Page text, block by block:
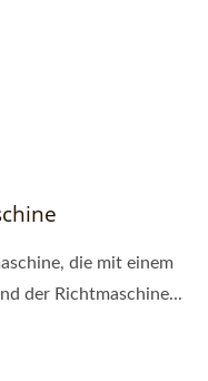
die mit einem
der Richtmaschine...